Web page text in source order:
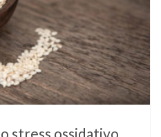
stress ossidativo